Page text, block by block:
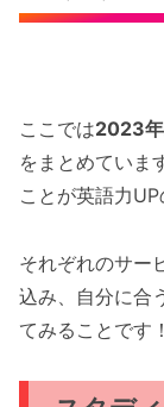
ここでは2023年
をまとめていま
ことが英語力UP
それぞれのサー
込み、自分に合
てみることです！